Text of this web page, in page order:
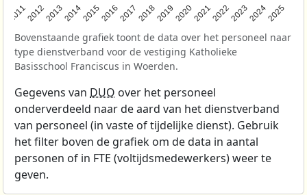
201120122013201420152016201720182019202020212022202320242025
Bovenstaande grafiek toont de data over het personeel naar
type dienstverband voor de vestiging Katholieke
Basisschool Franciscus in Woerden.
Gegevens van DUO over het personeel
onderverdeeld naar de aard van het dienstverband
van personeel (in vaste of tijdelijke dienst). Gebruik
het filter boven de grafiek om de data in aantal
personen of in FTE (voltijdsmedewerkers) weer te
geven.